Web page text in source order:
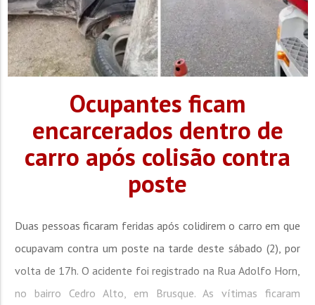
Ocupantes ficam
encarcerados dentro de
carro após colisão contra
poste
Duas pessoas ficaram feridas após colidirem o carro em que
ocupavam contra um poste na tarde deste sábado (2), por
volta de 17h. O acidente foi registrado na Rua Adolfo Horn,
no bairro Cedro Alto, em Brusque. As vítimas ficaram